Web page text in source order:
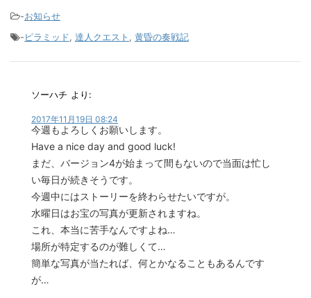
-お知らせ
-ピラミッド, 達人クエスト , 黄昏の奏戦記
ソーハチ より:
2017年11月19日 08:24
今週もよろしくお願いします。
Have a nice day and good luck!
まだ、バージョン4が始まって間もないので当面は忙し
い毎日が続きそうです。
今週中にはストーリーを終わらせたいですが。
水曜日はお宝の写真が更新されますね。
これ、本当に苦手なんですよね…
場所が特定するのが難しくて…
簡単な写真が当たれば、何とかなることもあるんです
が…